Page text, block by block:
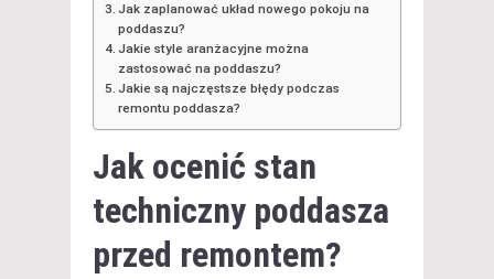
Jak zaplanować układ nowego pokoju na
poddaszu?
Jakie style aranżacyjne można
zastosować na poddaszu?
Jakie są najczęstsze błędy podczas
remontu poddasza?
Jak ocenić stan
techniczny poddasza
przed remontem?